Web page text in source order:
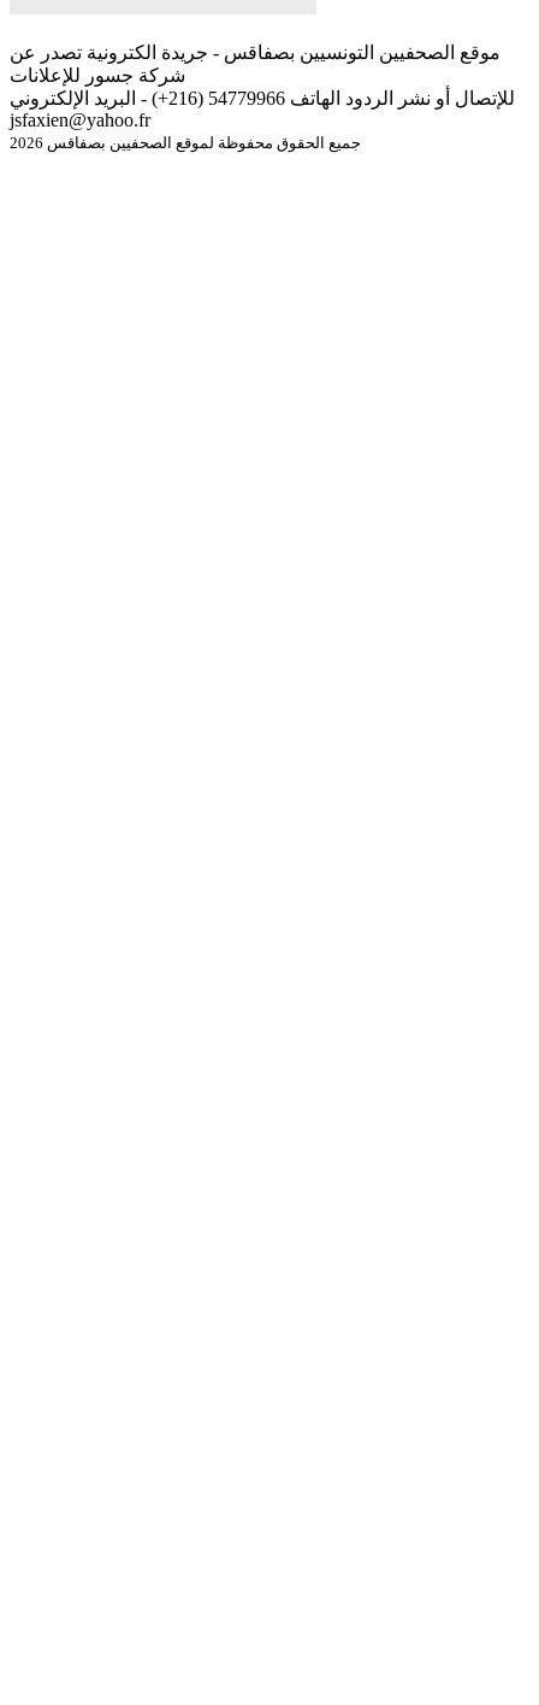
موقع الصحفيين التونسيين بصفاقس - جريدة الكترونية تصدر عن
شركة جسور للإعلانات
للإتصال أو نشر الردود الهاتف 54779966 (216+) - البريد الإلكتروني
jsfaxien@yahoo.fr
جميع الحقوق محفوظة لموقع الصحفيين بصفاقس 2026